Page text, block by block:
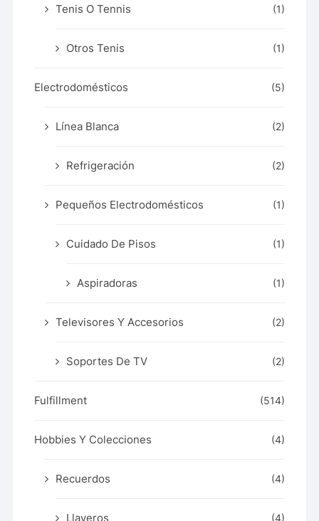
Tenis O Tennis (1)
Otros Tenis (1)
Electrodomésticos (5)
Línea Blanca (2)
Refrigeración (2)
Pequeños Electrodomésticos (1)
Cuidado De Pisos (1)
Aspiradoras (1)
Televisores Y Accesorios (2)
Soportes De TV (2)
Fulfillment (514)
Hobbies Y Colecciones (4)
Recuerdos (4)
Llaveros (4)